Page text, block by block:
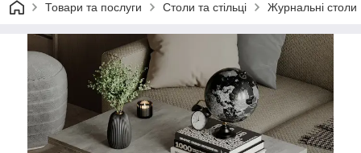
Товари та послуги Столи та стільці Журнальні столи